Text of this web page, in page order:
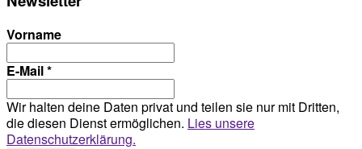
Vorname
E-Mail*
Wir halten deine Daten privat und teilen sie nur mit Dritten,
die diesen Dienst ermöglichen. Lies unsere
Datenschutzerklärung.